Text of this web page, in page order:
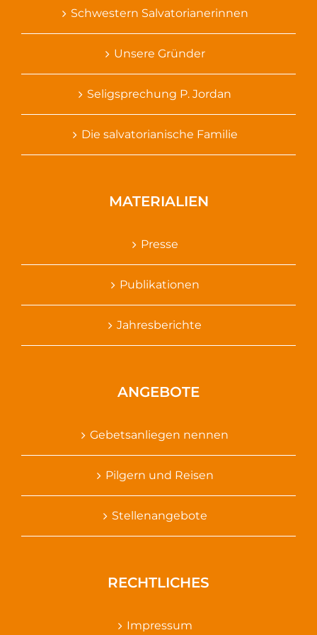
Schwestern Salvatorianerinnen
Unsere Gründer
Seligsprechung P. Jordan
Die salvatorianische Familie
MATERIALIEN
Presse
Publikationen
Jahresberichte
ANGEBOTE
Gebetsanliegen nennen
Pilgern und Reisen
Stellenangebote
RECHTLICHES
Impressum